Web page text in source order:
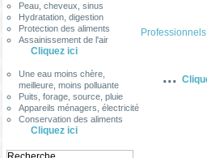
Peau, cheveux, sinus
Hydratation, digestion
Protection des aliments
Assainissement de l'air
Cliquez ici
Une eau moins chère,
meilleure, moins polluante
Puits, forage, source, pluie
Appareils ménagers, électricité
Conservation des aliments
Cliquez ici
Professionnels
...